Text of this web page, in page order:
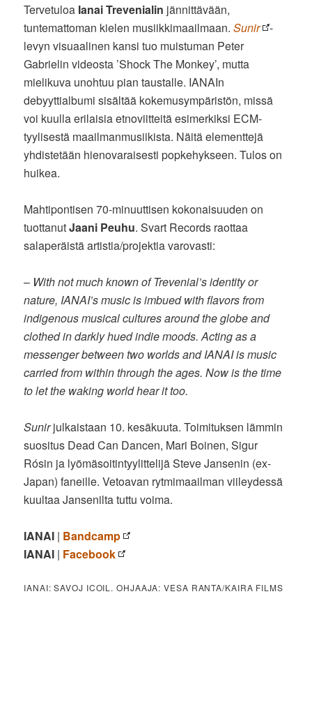
Tervetuloa Ianai Trevenialin jännittävään,
tuntemattoman kielen musiikkimaailmaan.Sunir
-
levyn visuaalinen kansi tuo muistuman Peter
Gabrielin videosta ’Shock The Monkey’, mutta
mielikuva unohtuu pian taustalle. IANAIn
debyyttialbumi sisältää kokemusympäristön, missä
voi kuulla erilaisia etnoviitteitä esimerkiksi ECM-
tyylisestä maailmanmusiikista. Näitä elementtejä
yhdistetään hienovaraisesti popkehykseen. Tulos on
huikea.
Mahtipontisen 70-minuuttisen kokonaisuuden on
tuottanutJaani Peuhu. Svart Records raottaa
salaperäistä artistia/projektia varovasti:
– With not much known of Trevenial’s identity or
nature, IANAI’s music is imbued with flavors from
indigenous musical cultures around the globe and
clothed in darkly hued indie moods. Acting as a
messenger between two worlds and IANAI is music
carried from within through the ages. Now is the time
to let the waking world hear it too.
Sunirjulkaistaan 10. kesäkuuta. Toimituksen lämmin
suositus Dead Can Dancen, Mari Boinen, Sigur
Rósin ja lyömäsoitintyylittelijä Steve Jansenin (ex-
Japan) faneille. Vetoavan rytmimaailman viileydessä
kuultaa Jansenilta tuttu voima.
IANAI | Bandcamp
IANAI | Facebook
IANAI: SAVOJ ICOIL. OHJAAJA: VESA RANTA/KAIRA FILMS